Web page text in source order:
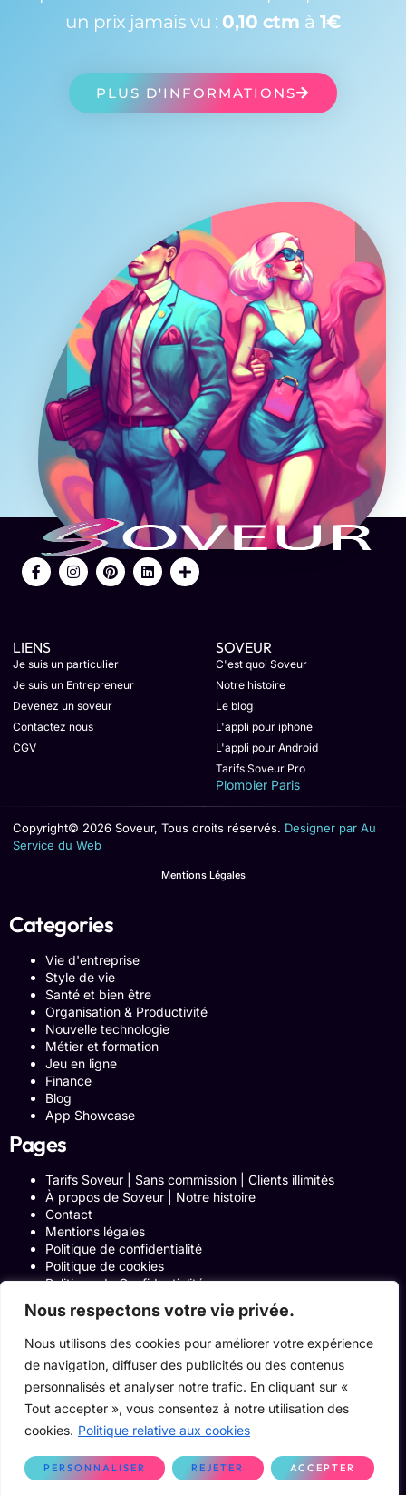
Nous respectons votre vie privée.
Nous utilisons des cookies pour améliorer votre expérience
de navigation, diffuser des publicités ou des contenus
personnalisés et analyser notre trafic. En cliquant sur «
Tout accepter », vous consentez à notre utilisation des
cookies. Politique relative aux cookies
PERSONNALISER REJETER ACCEPTER
un prix jamais vu : 0,10 ctm à 1€
PLUS D'INFORMATIONS
LIENS
Je suis un particulier
Je suis un Entrepreneur
Devenez un soveur
Contactez nous
CGV
SOVEUR
C'est quoi Soveur
Notre histoire
Le blog
L'appli pour iphone
L'appli pour Android
Tarifs Soveur Pro
Plombier Paris
Copyright© 2026 Soveur, Tous droits réservés. Designer par Au
Service du Web
Mentions Légales
Categories
Vie d'entreprise
Style de vie
Santé et bien être
Organisation & Productivité
Nouvelle technologie
Métier et formation
Jeu en ligne
Finance
Blog
App Showcase
Pages
Tarifs Soveur | Sans commission | Clients illimités
À propos de Soveur | Notre histoire
Contact
Mentions légales
Politique de confidentialité
Politique de cookies
Politique de Confidentialité
Blog
Notre histoire
Programme Affiliation
Conditions générales d’utilisation
ACCUEIL
Onglets Zone Affilié
Le Blog
Devenir pro